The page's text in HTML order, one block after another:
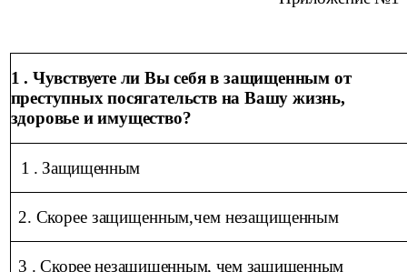
1 . Чувствуете ли Вы себя в защищенным от
преступных посягательств на Вашу жизнь,
здоровье и имущество?
1 . Защищенным
2. Скорее защищенным,чем незащищенным
3 . Скорее незащищенным, чем защищенным